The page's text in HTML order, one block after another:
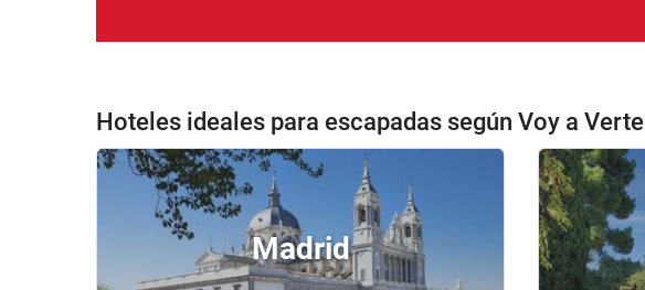
Hoteles ideales para escapadas según Voy a Verte
Madrid